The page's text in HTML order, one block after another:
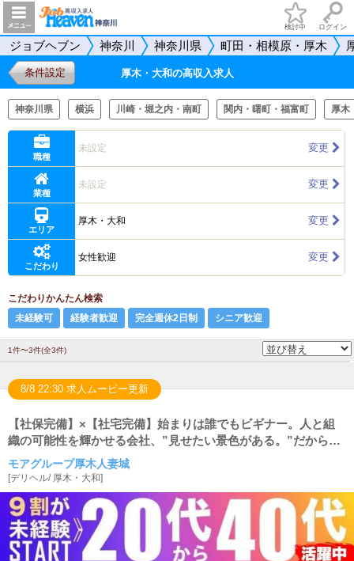
検討中 ログイン
ジョブヘブン 神奈川 神奈川県 町田・相模原・厚木
条件設定 厚木・大和の高収入求人
神奈川県 横浜 川崎・堀之内・南町 関内・曙町・福富町 厚木
職種
未設定 変更
業種
未設定 変更
エリア
厚木・大和 変更
こだわり
女性歓迎 変更
こだわりかんたん検索
未経験可
経験者歓迎 完全週休2日制 シニア歓迎
1件〜3件(全3件)
8/8 22:30 求人ムービー更新
【社保完備】×【社宅完備】始まりは誰でもビギナー。人と組
織の可能性を輝かせる会社、”見せたい景色がある。”だから成
長できる。
モアグループ厚木人妻城
[デリヘル/ 厚木・大和]